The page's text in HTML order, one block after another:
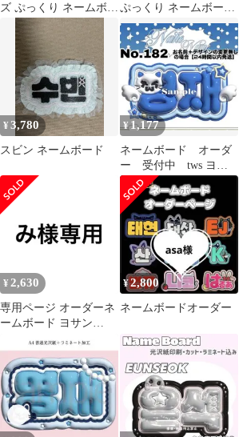
ズ ぷっくり ネームボー
ド オーダー 韓国 文字
パネル
ぷっくり ネームボード
オーダー 韓国 文字パネ
ル
¥3,780
スビン ネームボード
¥1,177
ネームボード オーダ
ー 受付中 tws ヨン
ジェ ネムボ ぷっく
り スマホサイズ
¥ 2,630
専用ページ オーダーネ
ームボード ヨサン
ATEEZ 反射シート B4
サイズ
¥2,800
ネームボードオーダー